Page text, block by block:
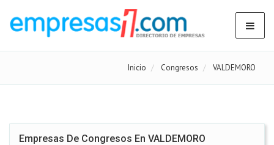
Inicio Congresos VALDEMORO
Empresas De Congresos En VALDEMORO